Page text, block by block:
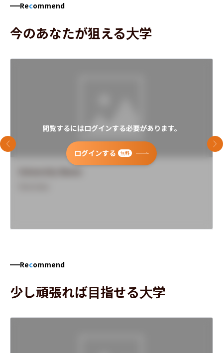
Recommend
今のあなたが狙える大学
閲覧するにはログインする必要があります。
ログインする 無料
前のスライド 次
Recommend
少し頑張れば目指せる大学